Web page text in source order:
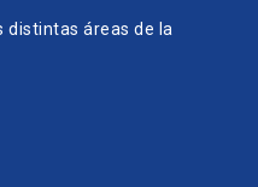
distintas áreas de la